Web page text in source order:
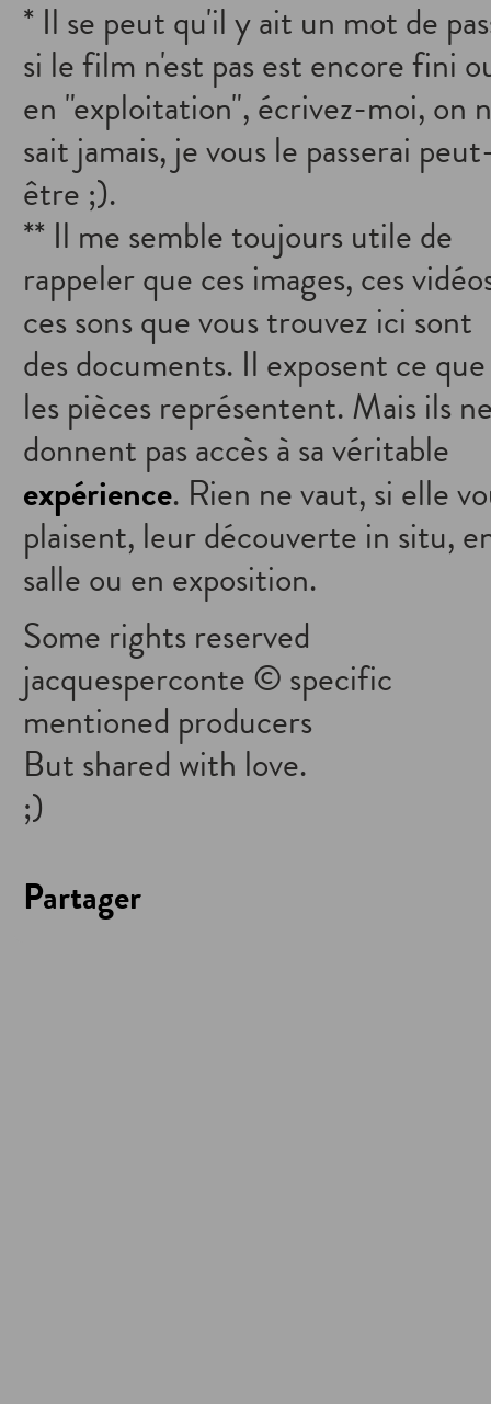
* Il se peut qu'il y ait un mot de
si le film n'est pas est encore fini
en "exploitation", écrivez-moi, on
sait jamais, je vous le passerai
être ;).
** Il me semble toujours utile de
rappeler que ces images, ces
ces sons que vous trouvez ici sont
des documents. Il exposent ce que
les pièces représentent. Mais ils
donnent pas accès à sa véritable
expérience. Rien ne vaut, si elle
plaisent, leur découverte in situ,
salle ou en exposition.
Some rights reserved
jacquesperconte © specific
mentioned producers
But shared with love.
;)
Partager